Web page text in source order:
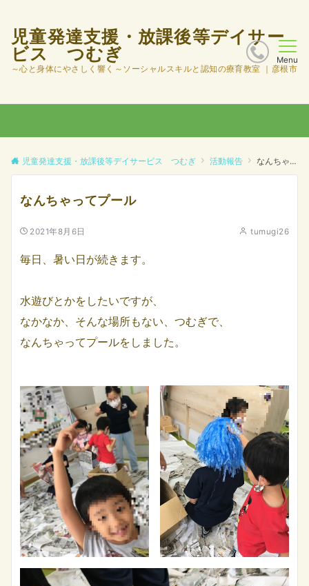
児童発達支援・放課後等デイサー
ビス つむぎ
～心と身体にやさしく響く～ソーシャルスキルと認知の療育教室 ｜彦根市
Menu
児童発達支援・放課後等デイサービス つむぎ 活動報告 なんちゃってプール
なんちゃってプール
2021年8月6日 tumugi26
毎日、暑い日が続きます。
水遊びとかをしたいですが、
なかなか、そんな場所もない、つむぎで、
なんちゃってプールをしました。